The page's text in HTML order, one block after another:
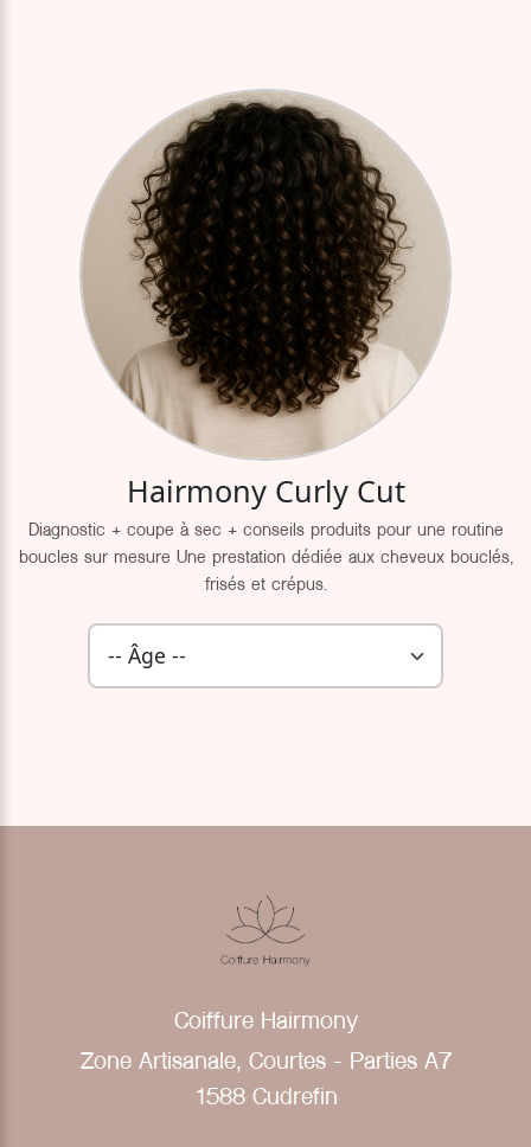
Hairmony Curly Cut
Diagnostic + coupe à sec + conseils produits pour une routine
boucles sur mesure Une prestation dédiée aux cheveux bouclés,
frisés et crépus.
Coiffure Hairmony
Zone Artisanale, Courtes - Parties A7
1588 Cudrefin